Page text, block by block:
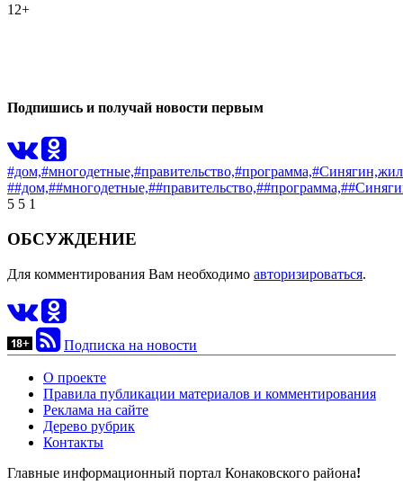
12+
Подпишись и получай новости первым
#дом,#многодетные,#правительство,#программа,#Синягин,
##дом,##многодетные,##правительство,##программа,
5 5 1
ОБСУЖДЕНИЕ
Для комментирования Вам необходимо авторизироваться.
Подписка на новости
О проекте
Правила публикации материалов и комментирования
Реклама на сайте
Дерево рубрик
Контакты
Главные информационный портал Конаковского района!